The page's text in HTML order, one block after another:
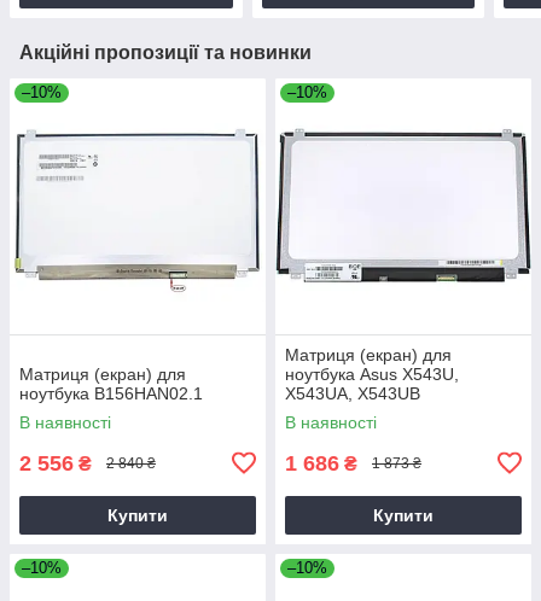
Акційні пропозиції та новинки
–10%
Матриця (екран) для
ноутбука B156HAN02.1
В наявності
2 556 ₴ 2 840 ₴
Купити
–10%
Матриця (екран) для
ноутбука Asus X543U,
X543UA, X543UB
В наявності
1 686 ₴ 1 873 ₴
Купити
–10% –10%